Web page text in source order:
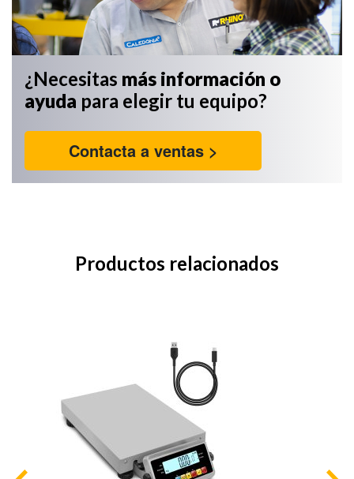
¿Necesitas más información o
ayuda para elegir tu equipo?
Contacta a ventas >
Productos relacionados